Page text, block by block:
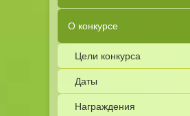
О конкурсе
Цели конкурса
Даты
Награждения